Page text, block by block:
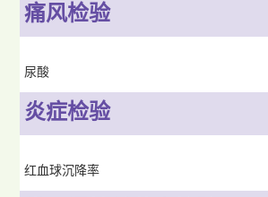
痛风检验
尿酸
炎症检验
红血球沉降率